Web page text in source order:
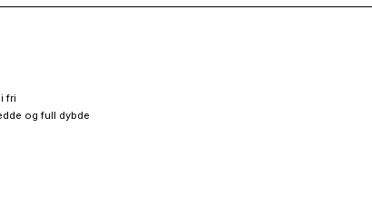
fri
og full dybde